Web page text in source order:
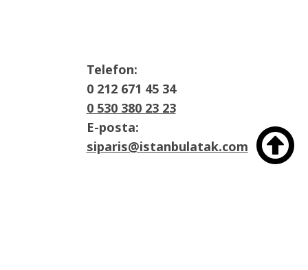

Telefon:
0 212 671 45 34
0 530 380 23 23
E-posta:
siparis@istanbulatak.com